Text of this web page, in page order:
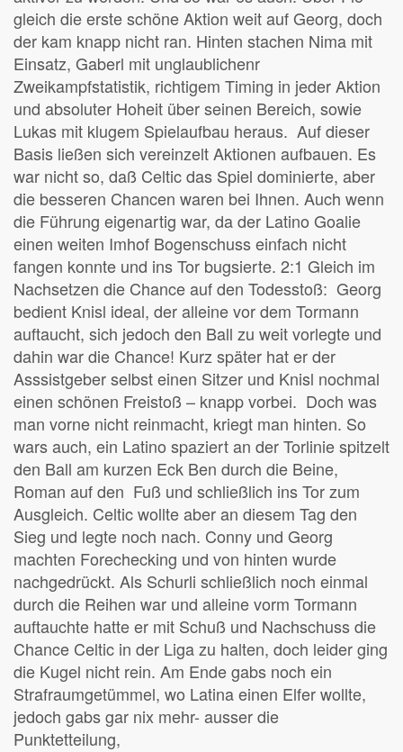
gleich die erste schöne Aktion weit auf Georg, doch
der kam knapp nicht ran. Hinten stachen Nima mit
Einsatz, Gaberl mit unglaublichenr
Zweikampfstatistik, richtigem Timing in jeder Aktion
und absoluter Hoheit über seinen Bereich, sowie
Lukas mit klugem Spielaufbau heraus. Auf dieser
Basis ließen sich vereinzelt Aktionen aufbauen. Es
war nicht so, daß Celtic das Spiel dominierte, aber
die besseren Chancen waren bei Ihnen. Auch wenn
die Führung eigenartig war, da der Latino Goalie
einen weiten Imhof Bogenschuss einfach nicht
fangen konnte und ins Tor bugsierte. 2:1 Gleich im
Nachsetzen die Chance auf den Todesstoß: Georg
bedient Knisl ideal, der alleine vor dem Tormann
auftaucht, sich jedoch den Ball zu weit vorlegte und
dahin war die Chance! Kurz später hat er der
Asssistgeber selbst einen Sitzer und Knisl nochmal
einen schönen Freistoß – knapp vorbei. Doch was
man vorne nicht reinmacht, kriegt man hinten. So
wars auch, ein Latino spaziert an der Torlinie spitzelt
den Ball am kurzen Eck Ben durch die Beine,
Roman auf den Fuß und schließlich ins Tor zum
Ausgleich. Celtic wollte aber an diesem Tag den
Sieg und legte noch nach. Conny und Georg
machten Forechecking und von hinten wurde
nachgedrückt. Als Schurli schließlich noch einmal
durch die Reihen war und alleine vorm Tormann
auftauchte hatte er mit Schuß und Nachschuss die
Chance Celtic in der Liga zu halten, doch leider ging
die Kugel nicht rein. Am Ende gabs noch ein
Strafraumgetümmel, wo Latina einen Elfer wollte,
jedoch gabs gar nix mehr- ausser die
Punktetteilung,